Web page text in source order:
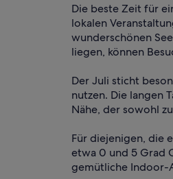
Die beste Zeit für
lokalen
wunderschönen
liegen, können
Der Juli sticht
nutzen. Die langen
Nähe, der sowohl
Für diejenigen, die
etwa 0 und 5 Grad
gemütliche Indoor-